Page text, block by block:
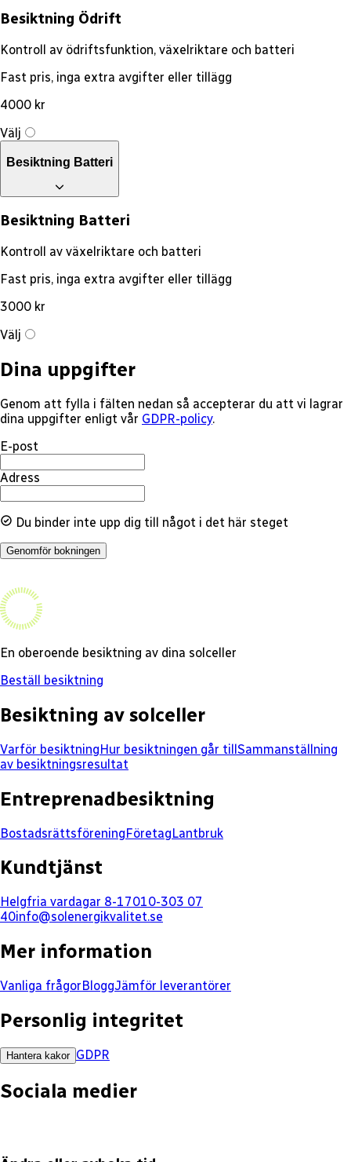
Besiktning Ödrift
Kontroll av ödriftsfunktion, växelriktare och batteri
Fast pris, inga extra avgifter eller tillägg
4000 kr
Välj
Besiktning Batteri
Besiktning Batteri
Kontroll av växelriktare och batteri
Fast pris, inga extra avgifter eller tillägg
3000 kr
Välj
Dina uppgifter
Genom att fylla i fälten nedan så accepterar du att vi lagrar
dina uppgifter enligt vår GDPR-policy.
E-post
Adress
Du binder inte upp dig till något i det här steget
Genomför bokningen
En oberoende besiktning av dina solceller
Beställ besiktning
Besiktning av solceller
Varför besiktningHur besiktningen går tillSammanställning
av besiktningsresultat
Entreprenadbesiktning
BostadsrättsföreningFöretagLantbruk
Kundtjänst
Helgfria vardagar 8-17010-303 07
40info@solenergikvalitet.se
Mer information
Vanliga frågor BloggJämför leverantörer
Personlig integritet
Hantera kakor GDPR
Sociala medier